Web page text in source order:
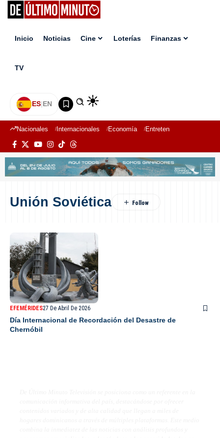
Inicio Noticias Cine Loterías Finanzas
TV
ES|EN
Nacionales Internacionales Economía Entretenimiento
Unión Soviética
EFEMÉRIDES27 De Abril De 2026
Día Internacional de Recordación del Desastre de
Chernóbil